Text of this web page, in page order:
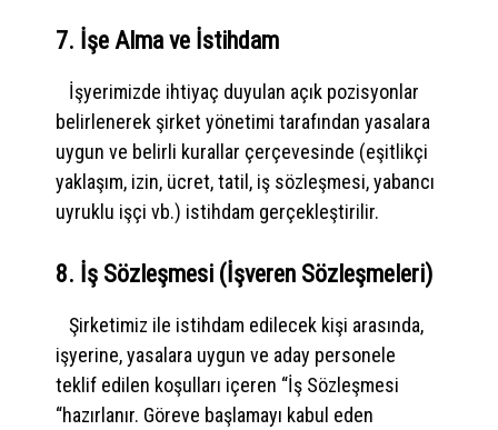
7. İşe Alma ve İstihdam
İşyerimizde ihtiyaç duyulan açık pozisyonlar
belirlenerek şirket yönetimi tarafından yasalara
uygun ve belirli kurallar çerçevesinde (eşitlikçi
yaklaşım, izin, ücret, tatil, iş sözleşmesi, yabancı
uyruklu işçi vb.) istihdam gerçekleştirilir.
8. İş Sözleşmesi (İşveren Sözleşmeleri)
Şirketimiz ile istihdam edilecek kişi arasında,
işyerine, yasalara uygun ve aday personele
teklif edilen koşulları içeren “İş Sözleşmesi
“hazırlanır. Göreve başlamayı kabul eden